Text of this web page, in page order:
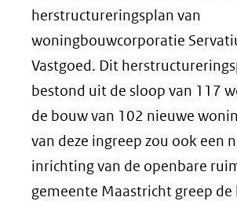
herstructureringsplan van
woningbouwcorporatie
Vastgoed. Dit
bestond uit de sloop van 117
de bouw van 102 nieuwe
van deze ingreep zou ook een
inrichting van de openbare
gemeente Maastricht greep de